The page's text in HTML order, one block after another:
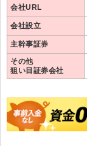
会社URL
会社設立
主幹事証券
その他
狙い目証券会社